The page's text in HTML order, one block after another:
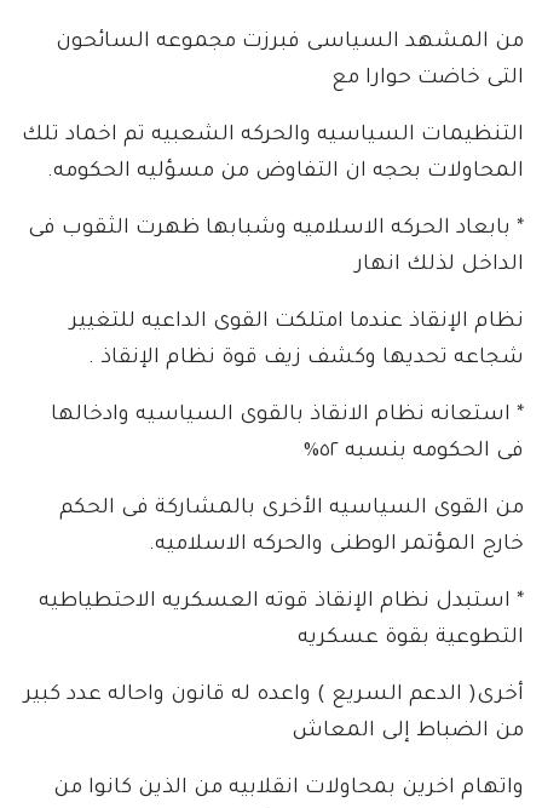
من المشهد السياسى فبرزت مجموعه السائحون
التى خاضت حوارا مع
التنظيمات السياسيه والحركه الشعبيه تم اخماد تلك
المحاولات بحجه ان التفاوض من مسؤليه الحكومه.
* بابعاد الحركه الاسلاميه وشبابها ظهرت الثقوب فى
الداخل لذلك انهار
نظام الإنقاذ عندما امتلكت القوى الداعيه للتغيير
شجاعه تحديها وكشف زيف قوة نظام الإنقاذ .
* استعانه نظام الانقاذ بالقوى السياسيه وادخالها
فى الحكومه بنسبه ٥٢%
من القوى السياسيه الأخرى بالمشاركة فى الحكم
خارج المؤتمر الوطنى والحركه الاسلاميه.
* استبدل نظام الإنقاذ قوته العسكريه الاحتطياطيه
التطوعية بقوة عسكريه
أخرى( الدعم السريع ) واعده له قانون واحاله عدد كبير
من الضباط إلى المعاش
واتهام اخرين بمحاولات انقلابيه من الذين كانوا من